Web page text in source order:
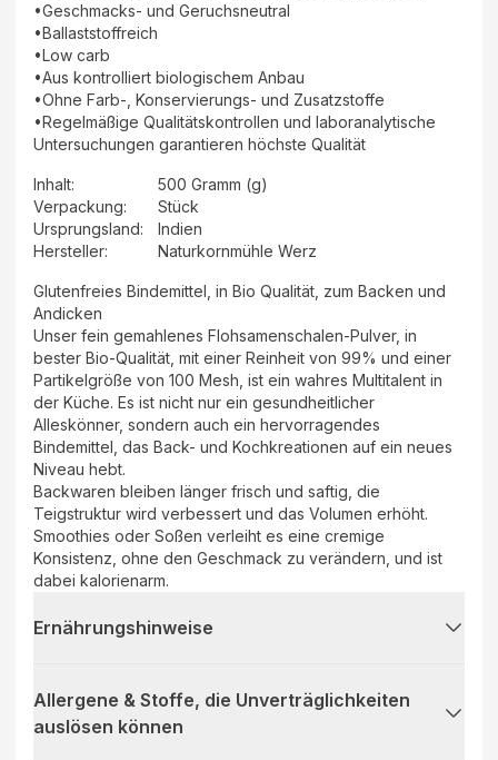
•Geschmacks- und Geruchsneutral
•Ballaststoffreich
•Low carb
•Aus kontrolliert biologischem Anbau
•Ohne Farb-, Konservierungs- und Zusatzstoffe
•Regelmäßige Qualitätskontrollen und laboranalytische
Untersuchungen garantieren höchste Qualität
Inhalt:
500 Gramm (g)
Verpackung:
Stück
Ursprungsland:
Indien
Hersteller: Naturkornmühle Werz
Glutenfreies Bindemittel, in Bio Qualität, zum Backen und
Andicken
Unser fein gemahlenes Flohsamenschalen-Pulver, in
bester Bio-Qualität, mit einer Reinheit von 99% und einer
Partikelgröße von 100 Mesh, ist ein wahres Multitalent in
der Küche. Es ist nicht nur ein gesundheitlicher
Alleskönner, sondern auch ein hervorragendes
Bindemittel, das Back- und Kochkreationen auf ein neues
Niveau hebt.
Backwaren bleiben länger frisch und saftig, die
Teigstruktur wird verbessert und das Volumen erhöht.
Smoothies oder Soßen verleiht es eine cremige
Konsistenz, ohne den Geschmack zu verändern, und ist
dabei kalorienarm.
Ernährungshinweise
Allergene & Stoffe, die Unverträglichkeiten
auslösen können